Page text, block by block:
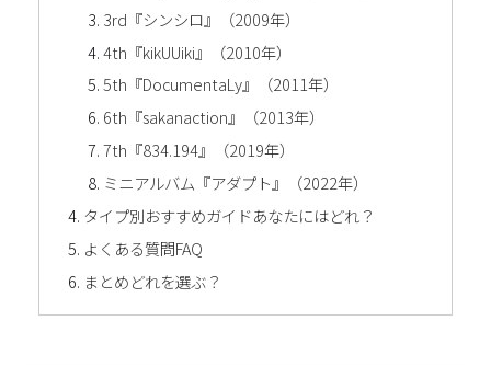
3rd『シンシロ』（2009年）
4th『kikUUiki』（2010年）
5th『DocumentaLy』（2011年）
6th『sakanaction』（2013年）
7th『834.194』（2019年）
ミニアルバム『アダプト』（2022年）
タイプ別おすすめガイドあなたにはどれ？
よくある質問FAQ
まとめどれを選ぶ？